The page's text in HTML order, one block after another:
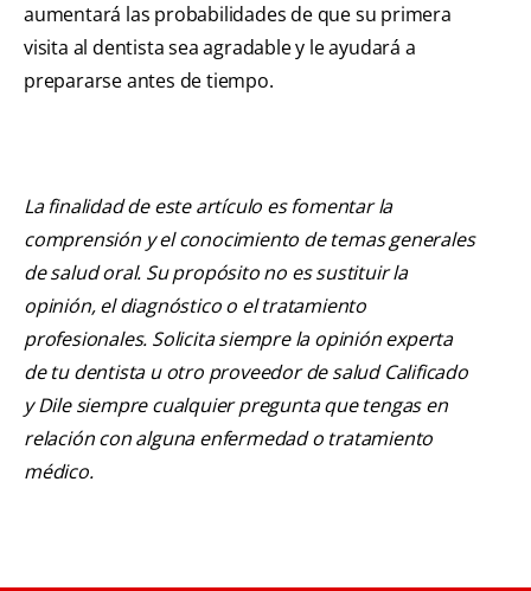
aumentará las probabilidades de que su primera
visita al dentista sea agradable y le ayudará a
prepararse antes de tiempo.
La finalidad de este artículo es fomentar la
comprensión y el conocimiento de temas generales
de salud oral. Su propósito no es sustituir la
opinión, el diagnóstico o el tratamiento
profesionales. Solicita siempre la opinión experta
de tu dentista u otro proveedor de salud Calificado
y Dile siempre cualquier pregunta que tengas en
relación con alguna enfermedad o tratamiento
médico.